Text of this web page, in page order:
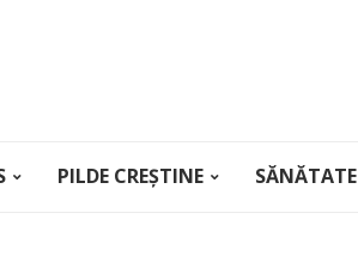
PILDE CREȘTINE SĂNĂTATE